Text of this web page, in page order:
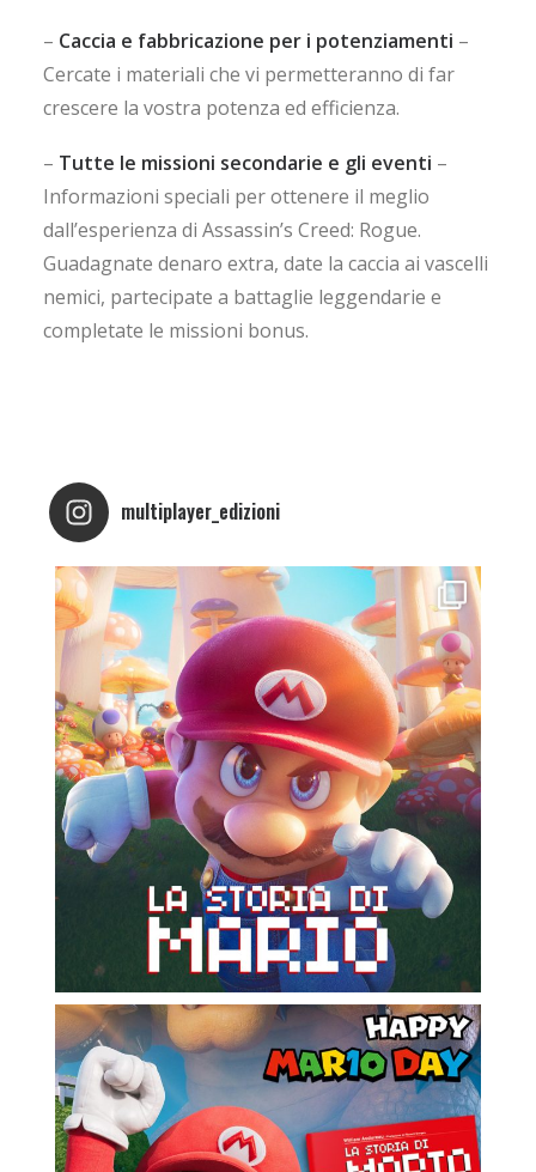
– Caccia e fabbricazione per i potenziamenti –
Cercate i materiali che vi permetteranno di far
crescere la vostra potenza ed efficienza.
– Tutte le missioni secondarie e gli eventi –
Informazioni speciali per ottenere il meglio
dall’esperienza di Assassin’s Creed: Rogue.
Guadagnate denaro extra, date la caccia ai vascelli
nemici, partecipate a battaglie leggendarie e
completate le missioni bonus.
multiplayer_edizioni